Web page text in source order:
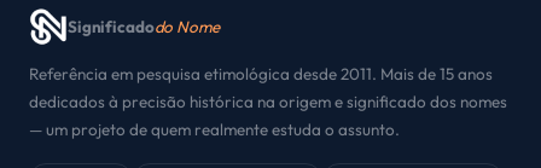
Significadodo Nome
Referência em pesquisa etimológica desde 2011. Mais de 15 anos
dedicados à precisão histórica na origem e significado dos nomes
— um projeto de quem realmente estuda o assunto.